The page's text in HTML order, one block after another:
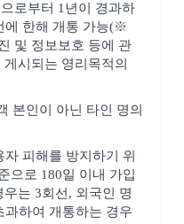
로부터 1년이 경과하
에 한해 개통 가능(※
및 정보보호 등에 관
시되는 영리목적의
본인이 아닌 타인 명의
피해를 방지하기 위
으로 180일 이내 가입
는 3회선, 외국인 명
과하여 개통하는 경우